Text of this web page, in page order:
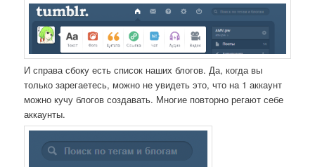
И справа сбоку есть список наших блогов. Да, когда вы
только зарегаетесь, можно не увидеть это, что на 1 аккаунт
можно кучу блогов создавать. Многие повторно регают себе
аккаунты.